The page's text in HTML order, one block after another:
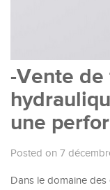
-Vente
une
Posted on 7
Dans le domaine